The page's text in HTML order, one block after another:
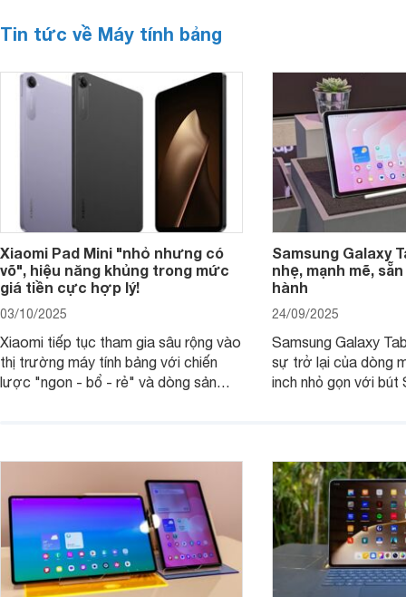
Tin tức về Máy tính bảng
Xiaomi Pad Mini "nhỏ nhưng có
võ", hiệu năng khủng trong mức
giá tiền cực hợp lý!
03/10/2025
Xiaomi tiếp tục tham gia sâu rộng vào
thị trường máy tính bảng với chiến
lược "ngon - bổ - rẻ" và dòng sản
hội tụ những trang bị cao cấp hàng
đầu, tối ưu trải nghiệm của người sử
dụng.
Samsung Galaxy
nhẹ, mạnh mẽ,
hành
24/09/2025
Samsung Galaxy
sự trở lại của dòng
inch nhỏ gọn với bút
thực sự đáng giá?